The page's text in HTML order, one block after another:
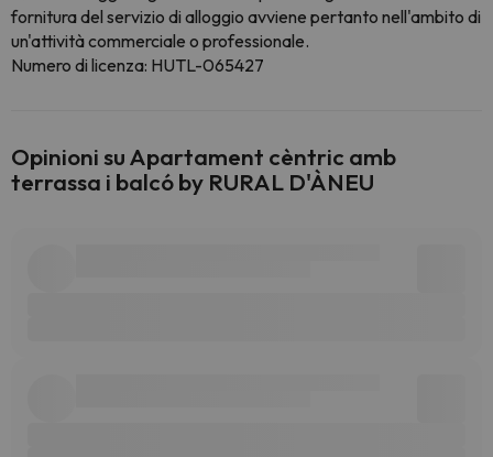
fornitura del servizio di alloggio avviene pertanto nell'ambito di
un'attività commerciale o professionale.
Numero di licenza: HUTL-065427
Opinioni su Apartament cèntric amb
terrassa i balcó by RURAL D'ÀNEU